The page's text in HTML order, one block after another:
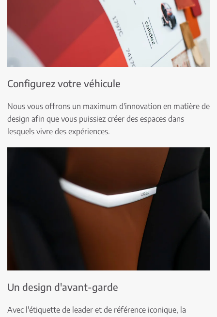
Configurez votre véhicule
Nous vous offrons un maximum d'innovation en matière de
design afin que vous puissiez créer des espaces dans
lesquels vivre des expériences.
Un design d'avant-garde
Avec l'étiquette de leader et de référence iconique, la